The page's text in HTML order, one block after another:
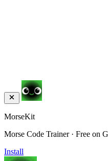
MorseKit
Morse Code Trainer · Free on
Install